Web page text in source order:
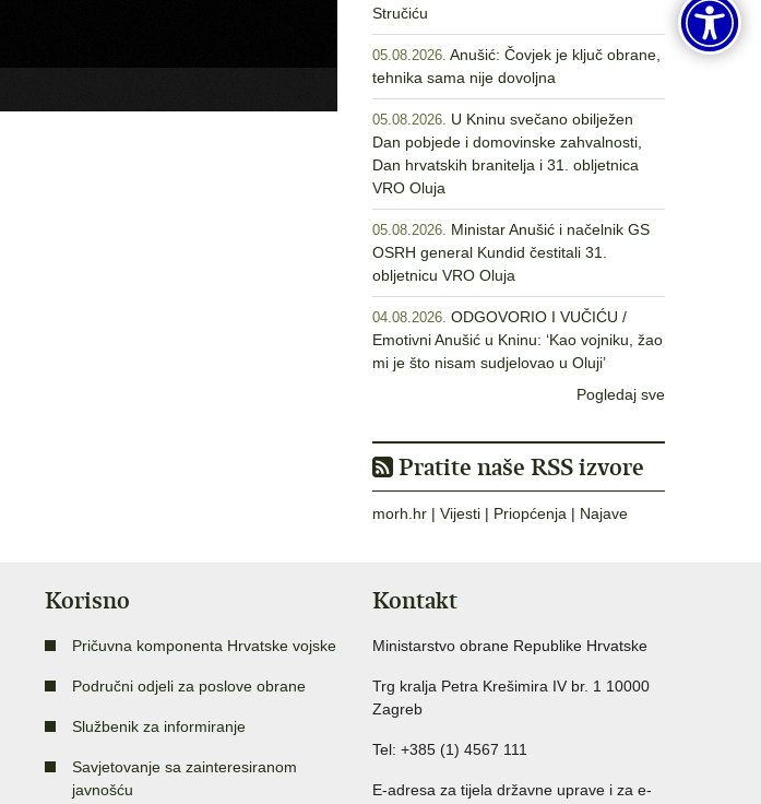
Stručiću
05.08.2026. Anušić: Čovjek je ključ obrane,
tehnika sama nije dovoljna
05.08.2026. U Kninu svečano obilježen
Dan pobjede i domovinske zahvalnosti,
Dan hrvatskih branitelja i 31. obljetnica
VRO Oluja
05.08.2026. Ministar Anušić i načelnik GS
OSRH general Kundid čestitali 31.
obljetnicu VRO Oluja
04.08.2026. ODGOVORIO I VUČIĆU /
Emotivni Anušić u Kninu: ‘Kao vojniku, žao
mi je što nisam sudjelovao u Oluji’
Pogledaj sve
Pratite naše RSS izvore
morh.hr | Vijesti | Priopćenja | Najave
Korisno
Pričuvna komponenta Hrvatske vojske
Područni odjeli za poslove obrane
Službenik za informiranje
Savjetovanje sa zainteresiranom
javnošću
Kontakt
Ministarstvo obrane Republike Hrvatske
Trg kralja Petra Krešimira IV br. 1 10000
Zagreb
Tel: +385 (1) 4567 111
E-adresa za tijela državne uprave i za e-